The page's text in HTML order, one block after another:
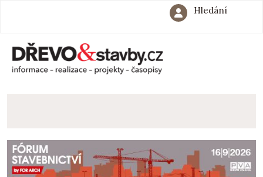
Hledání